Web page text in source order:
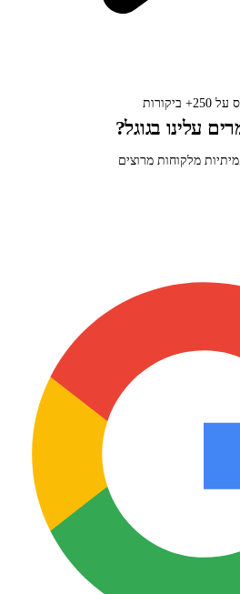
על 250+ ביקורות
עלינו בגוגל?
מלקוחות מרוצים